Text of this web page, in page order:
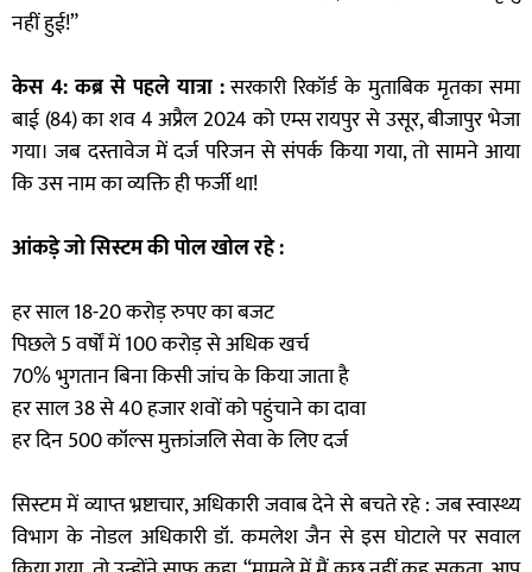
नहीं हुई!”
केस 4: कब्र से पहले यात्रा :सरकारी रिकॉर्ड के मुताबिक मृतका समा
बाई (84) का शव 4 अप्रैल 2024 को एम्स रायपुर से उसूर, बीजापुर भेजा
गया। जब दस्तावेज में दर्ज परिजन से संपर्क किया गया, तो सामने आया
कि उस नाम का व्यक्ति ही फर्जी था!
आंकड़े जो सिस्टम की पोल खोल रहे :
हर साल 18-20 करोड़ रुपए का बजट
पिछले 5 वर्षों में 100 करोड़ से अधिक खर्च
70% भुगतान बिना किसी जांच के किया जाता है
हर साल 38 से 40 हजार शवों को पहुंचाने का दावा
हर दिन 500 कॉल्स मुक्तांजलि सेवा के लिए दर्ज
सिस्टम में व्याप्त भ्रष्टाचार, अधिकारी जवाब देने से बचते रहे : जब स्वास्थ्य
विभाग के नोडल अधिकारी डॉ. कमलेश जैन से इस घोटाले पर सवाल